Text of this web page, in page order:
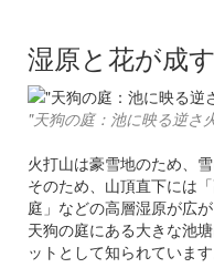
湿原と花が成
"天狗の庭：池に映る逆さ
火打山は豪雪地のため、
そのため、山頂直下には
庭」などの高層湿原が広
天狗の庭にある大きな池
ットとして知られています